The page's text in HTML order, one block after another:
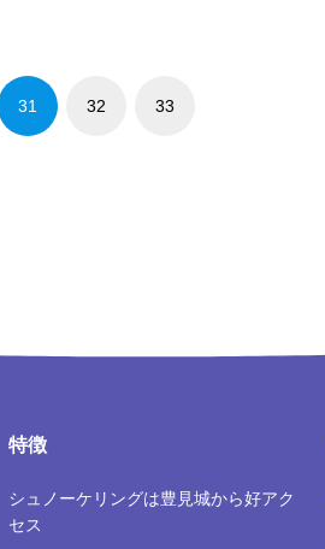
31 32 33
特徴
シュノーケリングは豊見城から好アク
セス